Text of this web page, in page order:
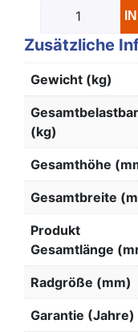
Zusätzliche
Gewicht (kg)
(kg)
Gesamthöhe
Gesamtbreite
Produkt
Gesamtlänge
Radgröße (mm)
Garantie (Jahre)